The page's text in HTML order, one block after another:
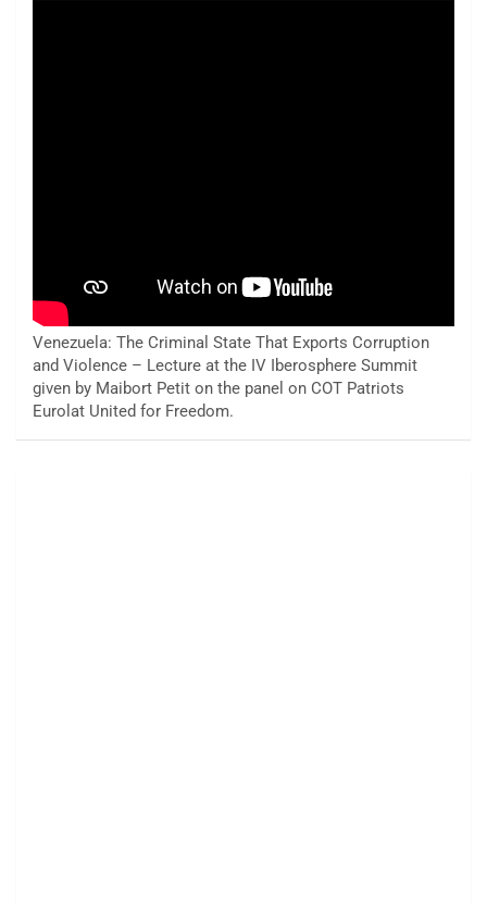
Venezuela: The Criminal State That Exports Corruption
and Violence – Lecture at the IV Iberosphere Summit
given by Maibort Petit on the panel on COT Patriots
Eurolat United for Freedom.